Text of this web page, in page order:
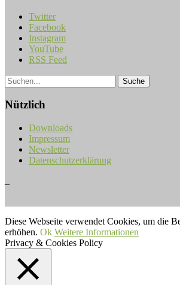
Twitter
Facebook
Instagram
YouTube
RSS Feed
Nützlich
Downloads
Impressum
Newsletter
Datenschutzerklärung
Diese Webseite verwendet Cookies, um die
erhöhen. Ok Weitere Informationen
Privacy & Cookies Policy